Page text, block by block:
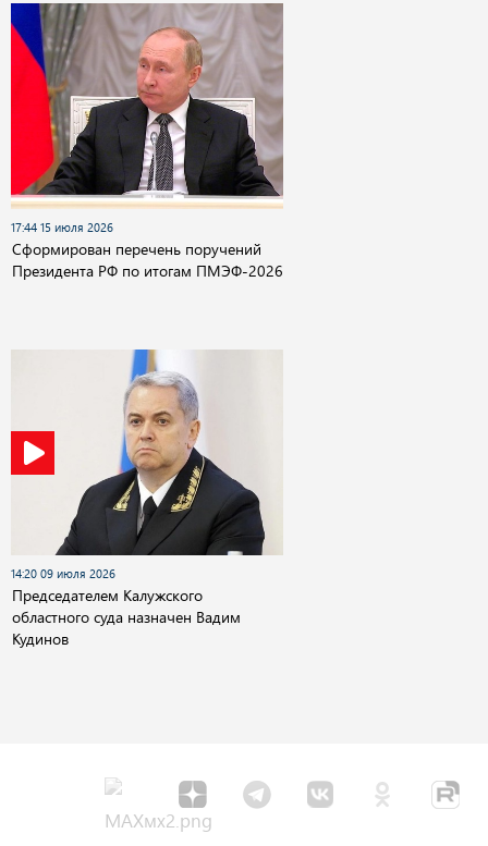
17:44 15 июля 2026
Сформирован перечень поручений
Президента РФ по итогам ПМЭФ-2026
14:20 09 июля 2026
Председателем Калужского
областного суда назначен Вадим
Кудинов